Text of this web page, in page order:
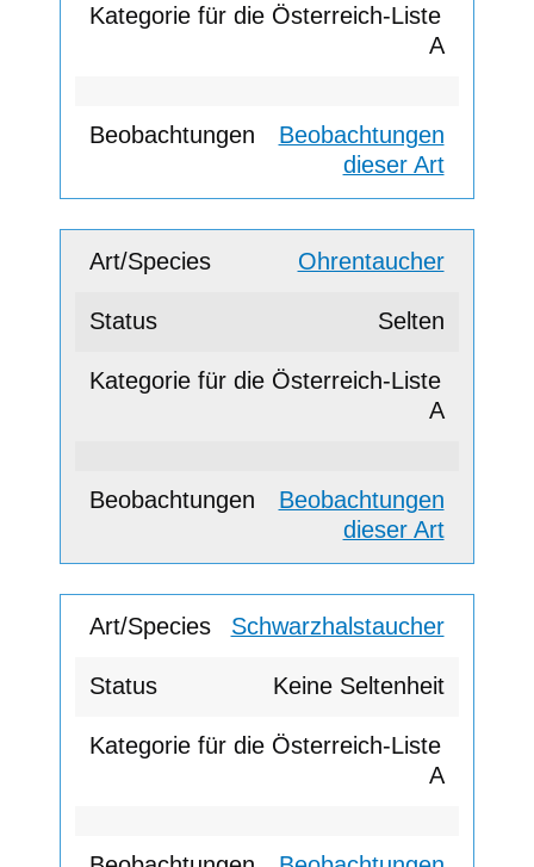
A
Beobachtungen
dieser Art
Ohrentaucher
Selten
A
Beobachtungen
dieser Art
Schwarzhalstaucher
Keine Seltenheit
A